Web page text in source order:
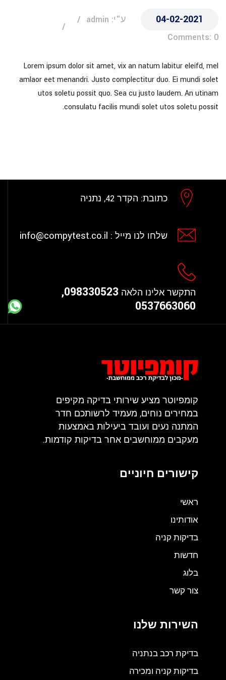
04-02-2021
ע"י: admin
Comments: 0
Lorem ipsum dolor sit amet, vix an natum labitur eleifd, mel
amlaor eet menandri. Justo complectitur duo. Ei mundi solet
utos soletu possit quo. Sea cu justo laudem. An utinam
consulatu facilis mundi solet utos soletu possit.
כתובת: הקדר 42, נתניה
שלחו לנו מייל : info@compytest.co.il
התקשר אלינו הלאה
098330523,
0537663060
קומפיוטר מציע שירותי בדיקה מקיפים
במחירים נוחים, מעמיד לרשותכם חדר
המתנה נעים ועובד ביעילות באמצעות
מעקבים ממוחשבים אחר בדיקות קודמות.
קישורים חיוניים
ראשי
אודותינו
בדיקות קניה
חדשות
בלוג
צור קשר
השירות שלנו
בדיקת רכב בנתניה
בדיקות קניה ומכירה